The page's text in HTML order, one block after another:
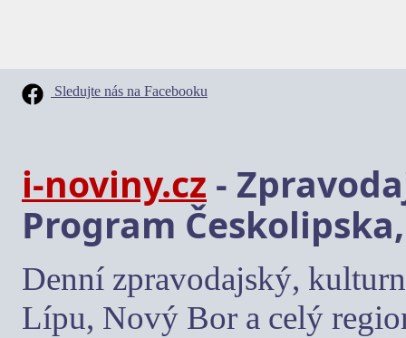
Sledujte nás na Facebooku
i-noviny.cz -
Program
Denní zpravodajský,
Lípu, Nový Bor a celý